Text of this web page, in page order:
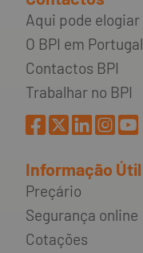
Aqui pode elogiar
O BPI em Portugal
Contactos BPI
Trabalhar no BPI
Informação Útil
Preçário
Segurança online
Cotações